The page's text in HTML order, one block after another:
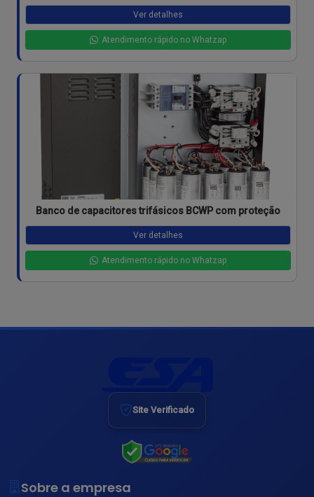
Ver detalhes
Atendimento rápido no Whatzap
Banco de capacitores trifásicos BCWP com proteção
Ver detalhes
Atendimento rápido no Whatzap
Site Verificado
Sobre a empresa